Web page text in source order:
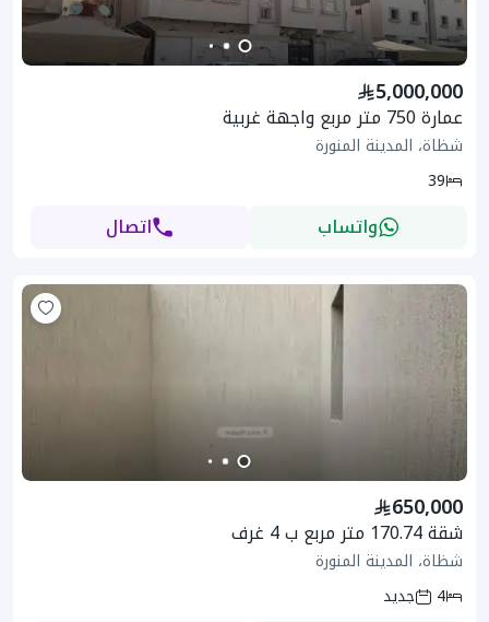
5,000,000
عمارة 750 متر مربع واجهة غربية
شظاة، المدينة المنورة
39
واتساب اتصال
650,000
شقة 170.74 متر مربع ب 4 غرف
شظاة، المدينة المنورة
4
جديد